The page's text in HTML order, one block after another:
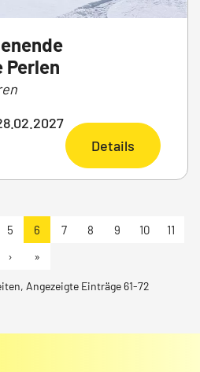
Perlen
Details
5 6 7 8 9 10
11
›
»
Angezeigte Einträge 61-72